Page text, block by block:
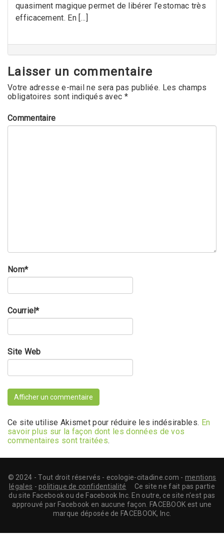
quasiment magique permet de libérer l’estomac très
efficacement. En […]
Laisser un commentaire
Votre adresse e-mail ne sera pas publiée. Les champs
obligatoires sont indiqués avec *
Commentaire
Nom*
Courriel*
Site Web
Ce site utilise Akismet pour réduire les indésirables. En
savoir plus sur la façon dont les données de vos
commentaires sont traitées.
© 2024 - Tout droit réservés - ecologie-citadine.com -mentions
légales -politique de confidentialité Ce site ne fait pas partie
du site Facebook ou de Facebook Inc. En outre, ce site n'est pas
approuvé par Facebook en aucune façon. FACEBOOK est une
marque déposée de FACEBOOK, Inc.